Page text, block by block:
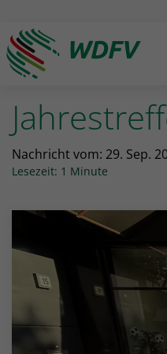
Logo:
Nachricht vom: 29. Sep.
Lesezeit: 1 Minute